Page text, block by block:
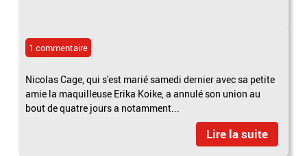
1 commentaire
Nicolas Cage, qui s'est marié samedi dernier avec sa petite
amie la maquilleuse Erika Koike, a annulé son union au
bout de quatre jours a notamment...
Lire la suite